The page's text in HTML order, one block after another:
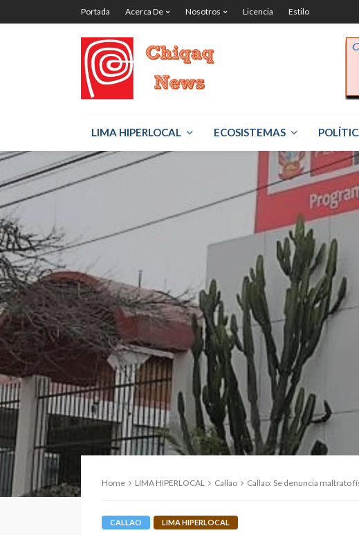
Portada Acerca De Nosotros Licencia Estilo
LIMA HIPERLOCAL ECOSISTEMAS
Home LIMA HIPERLOCAL Callao Callao: Se denuncia maltrato físico
CALLAO LIMA HIPERLOCAL